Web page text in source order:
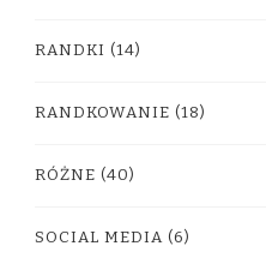
RANDKI (14)
RANDKOWANIE (18)
RÓŻNE (40)
SOCIAL MEDIA (6)